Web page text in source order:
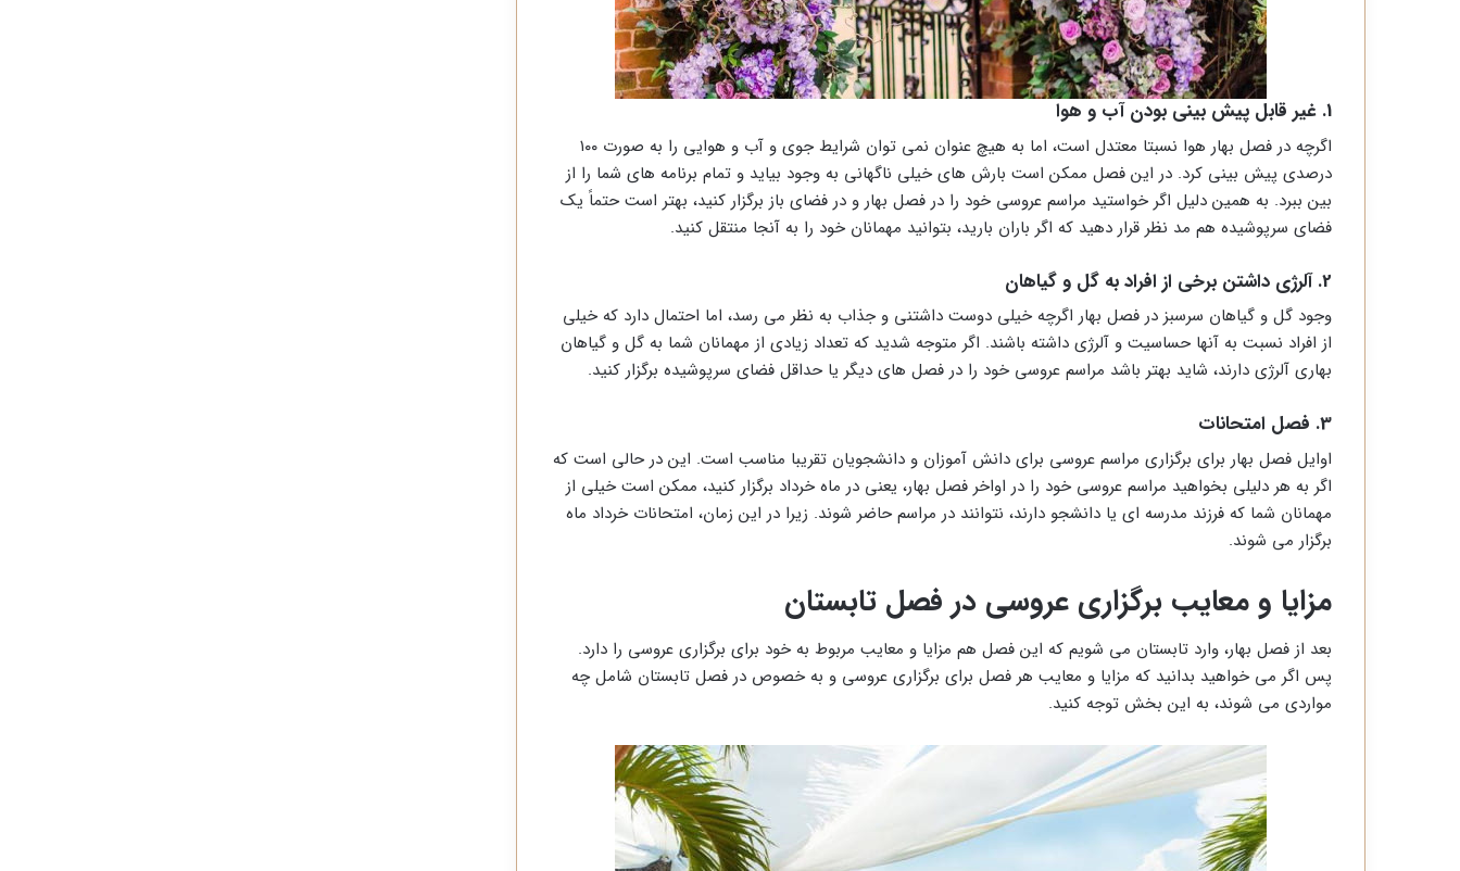
1. غیر قابل پیش بینی بودن آب و هوا
اگرچه در فصل بهار هوا نسبتا معتدل است، اما به هیچ عنوان نمی توان شرایط جوی و آب و هوایی را به صورت ۱۰۰
درصدی پیش بینی کرد. در این فصل ممکن است بارش های خیلی ناگهانی به وجود بیاید و تمام برنامه های شما را از
بین ببرد. به همین دلیل اگر خواستید مراسم عروسی خود را در فصل بهار و در فضای باز برگزار کنید، بهتر است حتماً یک
فضای سرپوشیده هم مد نظر قرار دهید که اگر باران بارید، بتوانید مهمانان خود را به آنجا منتقل کنید.
2. آلرژی داشتن برخی از افراد به گل و گیاهان
وجود گل و گیاهان سرسبز در فصل بهار اگرچه خیلی دوست داشتنی و جذاب به نظر می رسد، اما احتمال دارد که خیلی
از افراد نسبت به آنها حساسیت و آلرژی داشته باشند. اگر متوجه شدید که تعداد زیادی از مهمانان شما به گل و گیاهان
بهاری آلرژی دارند، شاید بهتر باشد مراسم عروسی خود را در فصل های دیگر یا حداقل فضای سرپوشیده برگزار کنید.
3. فصل امتحانات
اوایل فصل بهار برای برگزاری مراسم عروسی برای دانش آموزان و دانشجویان تقریبا مناسب است. این در حالی است که
اگر به هر دلیلی بخواهید مراسم عروسی خود را در اواخر فصل بهار، یعنی در ماه خرداد برگزار کنید، ممکن است خیلی از
مهمانان شما که فرزند مدرسه ای یا دانشجو دارند، نتوانند در مراسم حاضر شوند. زیرا در این زمان، امتحانات خرداد ماه
برگزار می شوند.
مزایا و معایب برگزاری عروسی در فصل تابستان
بعد از فصل بهار، وارد تابستان می شویم که این فصل هم مزایا و معایب مربوط به خود برای برگزاری عروسی را دارد.
پس اگر می خواهید بدانید که مزایا و معایب هر فصل برای برگزاری عروسی و به خصوص در فصل تابستان شامل چه
مواردی می شوند، به این بخش توجه کنید.